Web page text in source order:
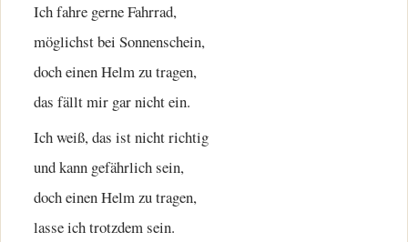
Ich fahre gerne Fahrrad,
möglichst bei Sonnenschein,
doch einen Helm zu tragen,
das fällt mir gar nicht ein.
Ich weiß, das ist nicht richtig
und kann gefährlich sein,
doch einen Helm zu tragen,
lasse ich trotzdem sein.